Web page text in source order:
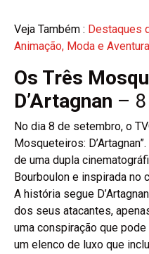
Veja Também : Destaques
Animação, Moda e
Os Três
D’Artagnan –
No dia 8 de setembro, o
Mosqueteiros:
de uma dupla
Bourboulon e inspirada no
A história segue
dos seus atacantes,
uma conspiração que
um elenco de luxo que